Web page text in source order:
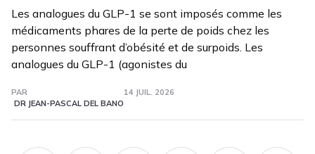
Les analogues du GLP-1 se sont imposés comme les
médicaments phares de la perte de poids chez les
personnes souffrant d’obésité et de surpoids. Les
analogues du GLP-1 (agonistes du
PAR
DR JEAN-PASCAL DEL BANO
14 JUIL. 2026